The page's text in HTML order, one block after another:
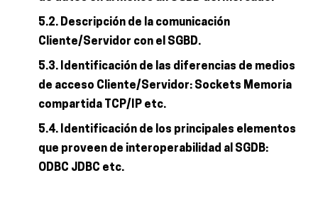
5.2. Descripción de la comunicación
Cliente/Servidor con el SGBD.
5.3. Identificación de las diferencias de medios
de acceso Cliente/Servidor: Sockets Memoria
compartida TCP/IP etc.
5.4. Identificación de los principales elementos
que proveen de interoperabilidad al SGDB:
ODBC JDBC etc.